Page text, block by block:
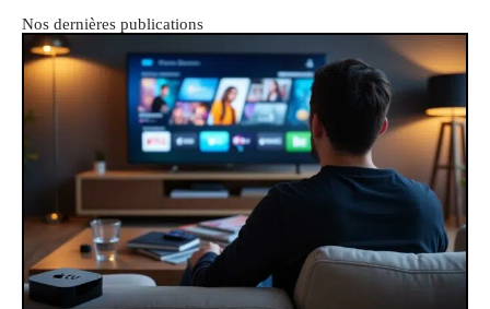
Nos dernières publications